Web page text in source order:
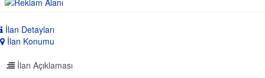
İlan Detayları
İlan Konumu
İlan Açıklaması